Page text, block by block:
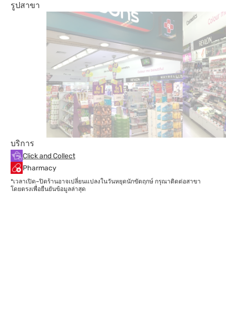
รูปสาขา
บริการ
Click and Collect
Pharmacy
*เวลาเปิด–ปิดร้านอาจเปลี่ยนแปลงในวันหยุดนักขัตฤกษ์ กรุณาติดต่อสาขา
โดยตรงเพื่อยืนยันข้อมูลล่าสุด